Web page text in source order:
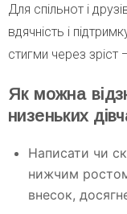
Для спільнот і
вдячність і
стигми через зріст
Як можна
низеньких
Написати чи
нижчим ростом:
внесок,